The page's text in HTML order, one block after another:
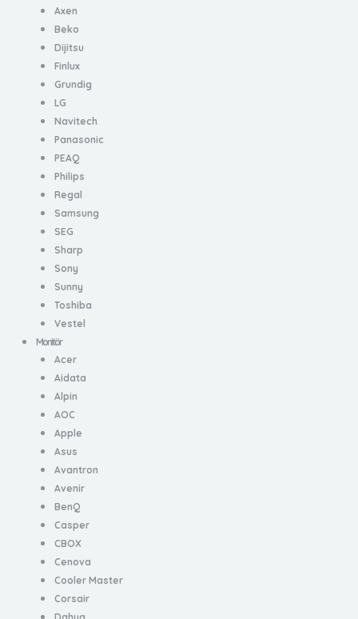
Axen
Beko
Dijitsu
Finlux
Grundig
LG
Navitech
Panasonic
PEAQ
Philips
Regal
Samsung
SEG
Sharp
Sony
Sunny
Toshiba
Vestel
Monitör
Acer
Aidata
Alpin
AOC
Apple
Asus
Avantron
Avenir
BenQ
Casper
CBOX
Cenova
Cooler Master
Corsair